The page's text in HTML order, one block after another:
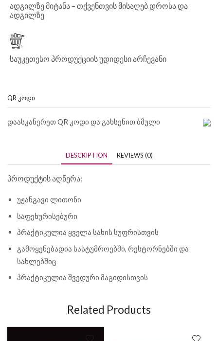
ადგილზე მიტანა – თქვენთვის მისაღებ დროსა და
ადგილზე
საუკეთესო პროდუქციის უდიდესი არჩევანი
QR ᲙᲝᲓᲘ
დაასკანერეთ QR კოდი და გახსენით ბმული
DESCRIPTION REVIEWS (0)
პროდუქტის აღწერა:
უჟანგავი ლითონი
საფეხურისებური
პრაქტიკულია ყველა სახის სუფრისთვის
გამოყენებადია სასტუმროებში, რესტორნებში და
სახლებშიც
პრაქტიკულია შვედური მაგიდისთვის
Related Products